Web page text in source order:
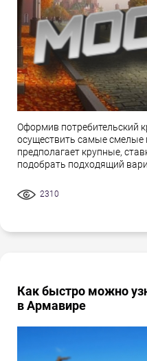
Оформив потребительский
осуществить самые
предполагает крупные,
подобрать подходящий
2310
Как быстро можно
в Армавире